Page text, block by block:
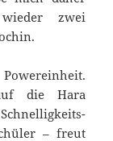
zwei
die Hara
– freut